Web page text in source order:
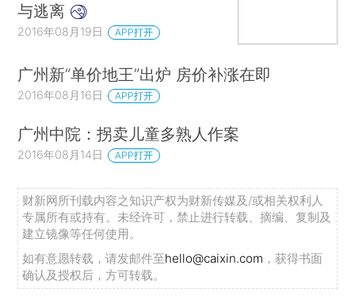
与逃离
2016年08月19日 APP打开
广州新“单价地王”出炉 房价补涨在即
2016年08月16日 APP打开
广州中院：拐卖儿童多熟人作案
2016年08月14日 APP打开
财新网所刊载内容之知识产权为财新传媒及/或相关权利人
专属所有或持有。未经许可，禁止进行转载、摘编、复制及
建立镜像等任何使用。
如有意愿转载，请发邮件至hello@caixin.com ，获得书面
确认及授权后，方可转载。